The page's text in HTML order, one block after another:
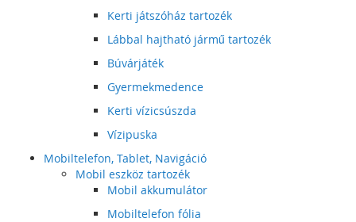
Kerti játszóház tartozék
Lábbal hajtható jármű tartozék
Búvárjáték
Gyermekmedence
Kerti vízicsúszda
Vízipuska
Mobiltelefon, Tablet, Navigáció
Mobil eszköz tartozék
Mobil akkumulátor
Mobiltelefon fólia